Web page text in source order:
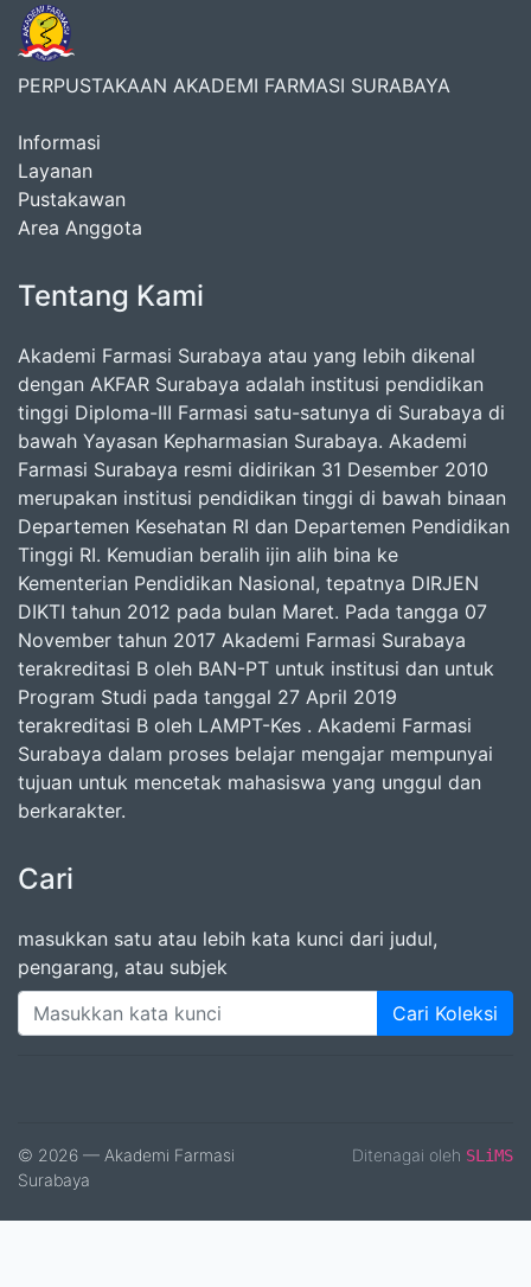
PERPUSTAKAAN AKADEMI FARMASI SURABAYA
Informasi
Layanan
Pustakawan
Area Anggota
Tentang Kami
Akademi Farmasi Surabaya atau yang lebih dikenal
dengan AKFAR Surabaya adalah institusi pendidikan
tinggi Diploma-III Farmasi satu-satunya di Surabaya di
bawah Yayasan Kepharmasian Surabaya. Akademi
Farmasi Surabaya resmi didirikan 31 Desember 2010
merupakan institusi pendidikan tinggi di bawah binaan
Departemen Kesehatan RI dan Departemen Pendidikan
Tinggi RI. Kemudian beralih ijin alih bina ke
Kementerian Pendidikan Nasional, tepatnya DIRJEN
DIKTI tahun 2012 pada bulan Maret. Pada tangga 07
November tahun 2017 Akademi Farmasi Surabaya
terakreditasi B oleh BAN-PT untuk institusi dan untuk
Program Studi pada tanggal 27 April 2019
terakreditasi B oleh LAMPT-Kes . Akademi Farmasi
Surabaya dalam proses belajar mengajar mempunyai
tujuan untuk mencetak mahasiswa yang unggul dan
berkarakter.
Cari
masukkan satu atau lebih kata kunci dari judul,
pengarang, atau subjek
Cari Koleksi
© 2026 — Akademi Farmasi
Surabaya
Ditenagai oleh SLiMS